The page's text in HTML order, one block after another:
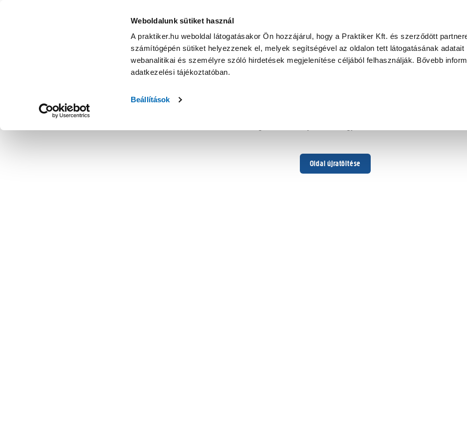
Weboldalunk sütiket használ
A praktiker.hu weboldal látogatásakor Ön hozzájárul, hogy a Praktiker Kft. és szerződött
számítógépén sütiket helyezzenek el, melyek segítségével az oldalon tett látogatásának adatait
webanalitikai és személyre szóló hirdetések megjelenítése céljából felhasználják. Bővebb
adatkezelési tájékoztatóban.
Beállítások
Oldal újratöltése